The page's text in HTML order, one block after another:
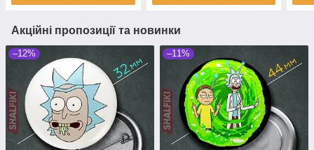
Акційні пропозиції та новинки
–12% –11%